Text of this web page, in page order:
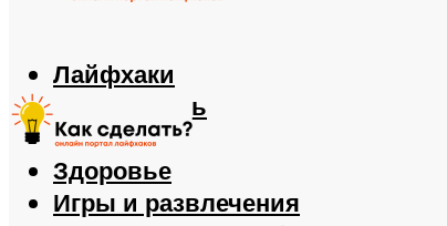
Лайфхаки
Автомобиль
Еда
Здоровье
Игры и развлечения